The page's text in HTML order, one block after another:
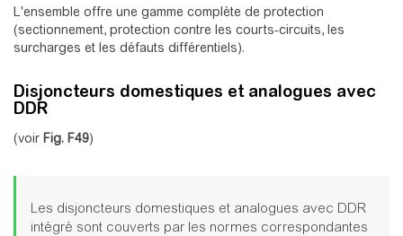
L'ensemble offre une gamme complète de protection
(sectionnement, protection contre les courts-circuits, les
surcharges et les défauts différentiels).
Disjoncteurs domestiques et analogues avec
DDR
(voir Fig. F49)
Les disjoncteurs domestiques et analogues avec DDR
intégré sont couverts par les normes correspondantes